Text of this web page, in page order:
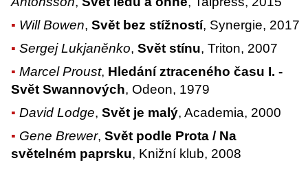
Will Bowen,Svět bez stížností, Synergie, 2017
Sergej Lukjaněnko,Svět stínu, Triton, 2007
Marcel Proust, Hledání ztraceného času I. -
Svět Swannových, Odeon, 1979
David Lodge,Svět je malý, Academia, 2000
Gene Brewer,Svět podle Prota / Na
světelném paprsku, Knižní klub, 2008